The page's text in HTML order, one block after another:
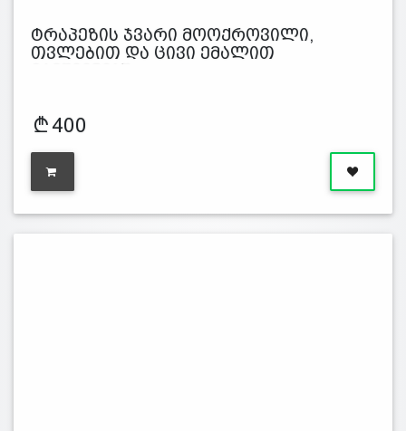
ტრაპეზის ჯვარი მოოქროვილი,
თვლებით და ცივი ემალით
400